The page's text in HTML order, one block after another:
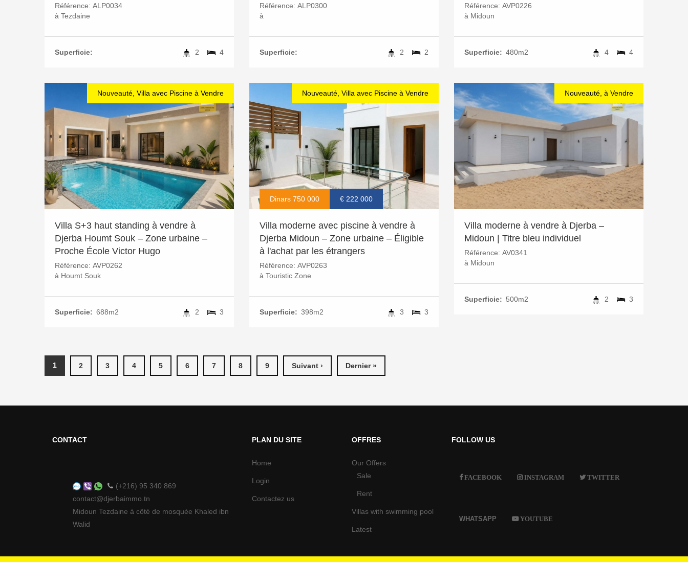
Référence: ALP0034
à Tezdaine
Superficie: 4
2
Référence: ALP0300
à
Superficie: 2
2
Référence: AVP0226
à Midoun
Superficie: 480m2 4
4
Nouveauté, Villa avec Piscine à Vendre
Villa S+3 haut standing à vendre à
Djerba Houmt Souk – Zone urbaine –
Proche École Victor Hugo
Référence: AVP0262
à Houmt Souk
Superficie: 688m2 3
2
Nouveauté, Villa avec Piscine à Vendre
Dinars 750 000 € 222 000
Villa moderne avec piscine à vendre à
Djerba Midoun – Zone urbaine – Éligible
à l'achat par les étrangers
Référence: AVP0263
à Touristic Zone
Superficie: 398m2 3
3
Nouveauté, à Vendre
Villa moderne à vendre à Djerba –
Midoun | Titre bleu individuel
Référence: AV0341
à Midoun
Superficie: 500m2 3
2
1 2 3 4 5 6 7 8 9 Suivant › Dernier »
CONTACT
(+216) 95 340 869
contact@djerbaimmo.tn
Midoun Tezdaine à côté de mosquée Khaled ibn
Walid
PLAN DU SITE
Home
Login
Contactez us
OFFRES
Our Offers
Sale
Rent
Villas with swimming pool
Latest
FOLLOW US
FACEBOOK INSTAGRAM TWITTER
WHATSAPP YOUTUBE